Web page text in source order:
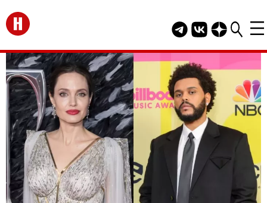
Перейти на главную
Telegram канал
Группа HELLO
Канал